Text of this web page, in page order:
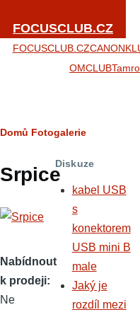
FOCUSCLUB.CZ
FOCUSCLUB.CZ
OMCLUB
Drobečková
navigace
Domů Fotogalerie
Srpice
Nabídnout
k prodeji
Ne
Diskuze
kabel USB
s
konektorem
USB mini B
male
Jaký je
rozdíl mezi